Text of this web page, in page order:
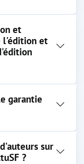
et
l'édition et
garantie
sur
?